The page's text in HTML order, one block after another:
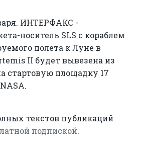
ИНТЕРФАКС -
носитель SLS с кораблем
полета к Луне в
II будет вывезена из
стартовую площадку 17
текстов публикаций
подпиской.